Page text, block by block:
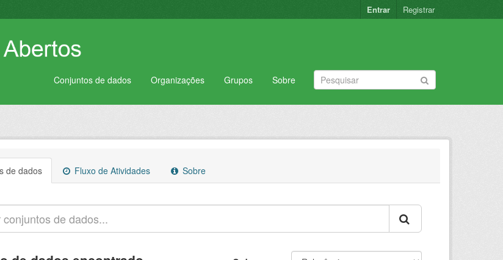
Entrar Registrar
Conjuntos de dados Organizações Grupos Sobre
de dados Fluxo de Atividades Sobre